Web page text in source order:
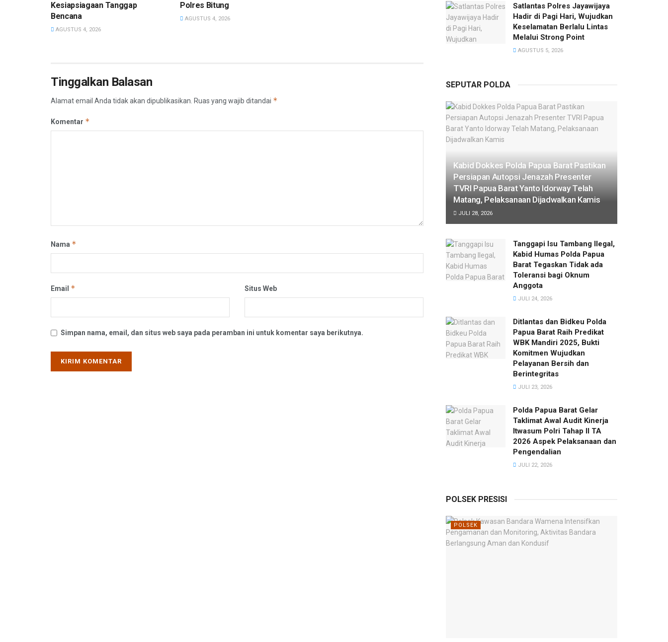
Kesiapsiagaan Tanggap
Bencana
AGUSTUS 4, 2026
Polres Bitung
AGUSTUS 4, 2026
Tinggalkan Balasan
Alamat email Anda tidak akan dipublikasikan. Ruas yang wajib ditandai *
Komentar *
Nama *
Email * Situs Web
Simpan nama, email, dan situs web saya pada peramban ini untuk komentar saya berikutnya.
Satlantas Polres Jayawijaya
Hadir di Pagi Hari, Wujudkan
Keselamatan Berlalu Lintas
Melalui Strong Point
AGUSTUS 5, 2026
SEPUTAR POLDA
Kabid Dokkes Polda Papua Barat Pastikan
Persiapan Autopsi Jenazah Presenter
TVRI Papua Barat Yanto Idorway Telah
Matang, Pelaksanaan Dijadwalkan Kamis
JULI 28, 2026
Tanggapi Isu Tambang Ilegal,
Kabid Humas Polda Papua
Barat Tegaskan Tidak ada
Toleransi bagi Oknum
Anggota
JULI 24, 2026
Ditlantas dan Bidkeu Polda
Papua Barat Raih Predikat
WBK Mandiri 2025, Bukti
Komitmen Wujudkan
Pelayanan Bersih dan
Berintegritas
JULI 23, 2026
Polda Papua Barat Gelar
Taklimat Awal Audit Kinerja
Itwasum Polri Tahap II TA
2026 Aspek Pelaksanaan dan
Pengendalian
JULI 22, 2026
POLSEK PRESISI
POLSEK